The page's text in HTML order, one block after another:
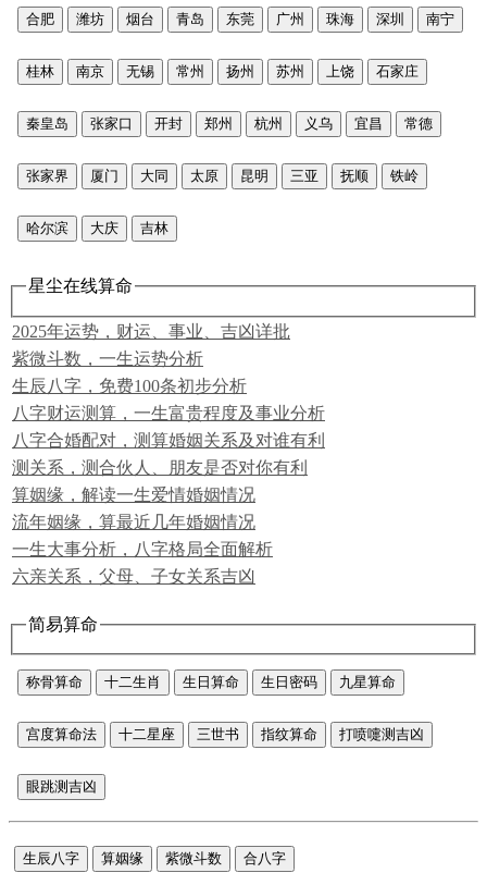
合肥 潍坊 烟台 青岛 东莞 广州 珠海 深圳 南宁
桂林 南京 无锡 常州 扬州 苏州 上饶 石家庄
秦皇岛 张家口 开封 郑州 杭州 义乌 宜昌 常德
张家界 厦门 大同 太原 昆明 三亚 抚顺 铁岭
哈尔滨 大庆 吉林
星尘在线算命
2025年运势，财运、事业、吉凶详批
紫微斗数，一生运势分析
生辰八字，免费100条初步分析
八字财运测算，一生富贵程度及事业分析
八字合婚配对，测算婚姻关系及对谁有利
测关系，测合伙人、朋友是否对你有利
算姻缘，解读一生爱情婚姻情况
流年姻缘，算最近几年婚姻情况
一生大事分析，八字格局全面解析
六亲关系，父母、子女关系吉凶
简易算命
称骨算命 十二生肖 生日算命 生日密码 九星算命
宫度算命法 十二星座 三世书 指纹算命 打喷嚏测吉凶
眼跳测吉凶
生辰八字 算姻缘 紫微斗数 合八字